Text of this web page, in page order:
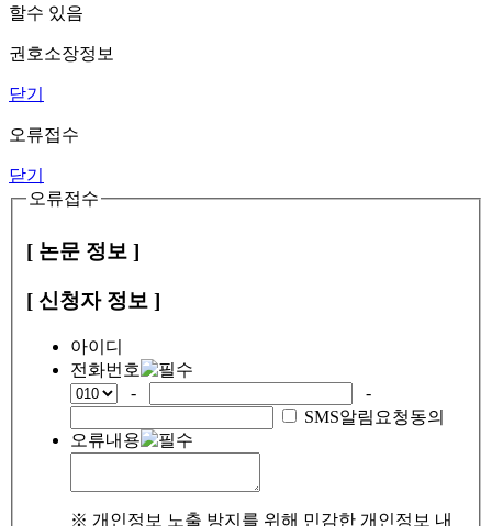
할수 있음
권호소장정보
닫기
오류접수
닫기
오류접수
[ 논문 정보 ]
[ 신청자 정보 ]
아이디
전화번호
-
-
SMS알림요청동의
오류내용
※ 개인정보 노출 방지를 위해 민감한 개인정보 내